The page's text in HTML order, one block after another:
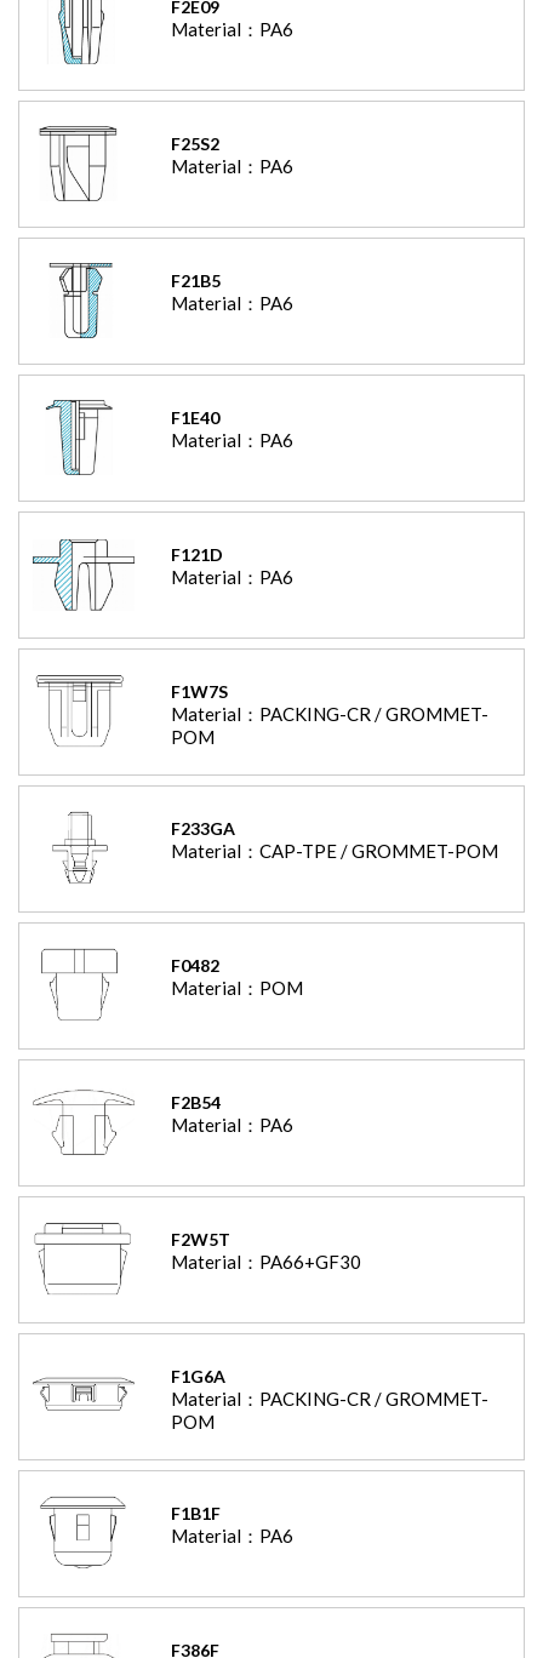
F2E09
Material： PA6
F25S2
Material： PA6
F21B5
Material： PA6
F1E40
Material： PA6
F121D
Material： PA6
F1W7S
Material： PACKING-CR / GROMMET-
POM
F233GA
Material： CAP-TPE / GROMMET-POM
F0482
Material： POM
F2B54
Material： PA6
F2W5T
Material： PA66+GF30
F1G6A
Material： PACKING-CR / GROMMET-
POM
F1B1F
Material： PA6
F386F